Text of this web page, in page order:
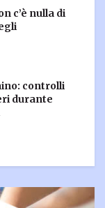
c’è nulla di
controlli
durante